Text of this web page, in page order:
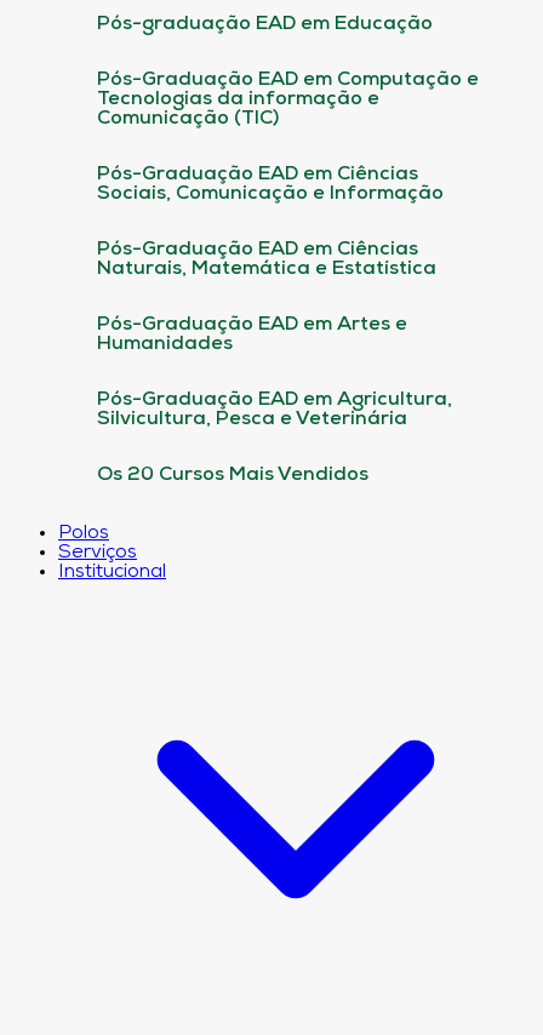
Pós-graduação EAD em Educação
Pós-Graduação EAD em Computação e
Tecnologias da informação e
Comunicação (TIC)
Pós-Graduação EAD em Ciências
Sociais, Comunicação e Informação
Pós-Graduação EAD em Ciências
Naturais, Matemática e Estatística
Pós-Graduação EAD em Artes e
Humanidades
Pós-Graduação EAD em Agricultura,
Silvicultura, Pesca e Veterinária
Os 20 Cursos Mais Vendidos
Polos
Serviços
Institucional